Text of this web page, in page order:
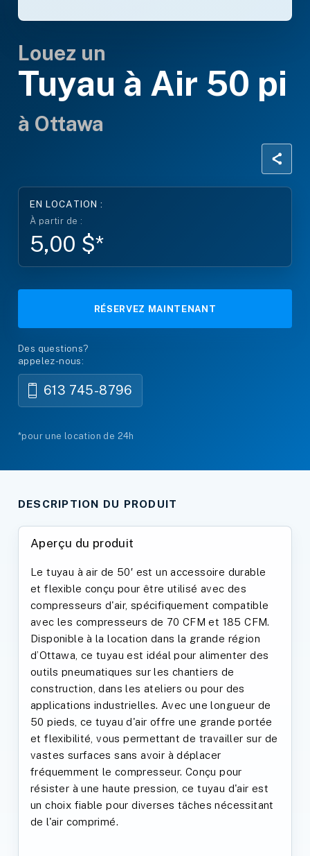
Louez un
Tuyau à Air 50 pi
à Ottawa
EN LOCATION :
À partir de :
5,00 $*
RÉSERVEZ MAINTENANT
Des questions?
appelez-nous:
613 745-8796
*pour une location de 24h
DESCRIPTION DU PRODUIT
Aperçu du produit
Le tuyau à air de 50′ est un accessoire durable
et flexible conçu pour être utilisé avec des
compresseurs d'air, spécifiquement compatible
avec les compresseurs de 70 CFM et 185 CFM.
Disponible à la location dans la grande région
d’Ottawa, ce tuyau est idéal pour alimenter des
outils pneumatiques sur les chantiers de
construction, dans les ateliers ou pour des
applications industrielles. Avec une longueur de
50 pieds, ce tuyau d'air offre une grande portée
et flexibilité, vous permettant de travailler sur de
vastes surfaces sans avoir à déplacer
fréquemment le compresseur. Conçu pour
résister à une haute pression, ce tuyau d'air est
un choix fiable pour diverses tâches nécessitant
de l'air comprimé.